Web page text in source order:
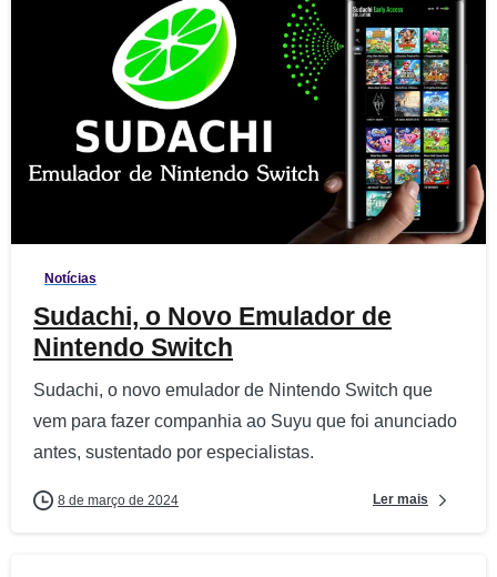
Notícias
Sudachi, o Novo Emulador de
Nintendo Switch
Sudachi, o novo emulador de Nintendo Switch que
vem para fazer companhia ao Suyu que foi anunciado
antes, sustentado por especialistas.
8 de março de 2024 Ler mais